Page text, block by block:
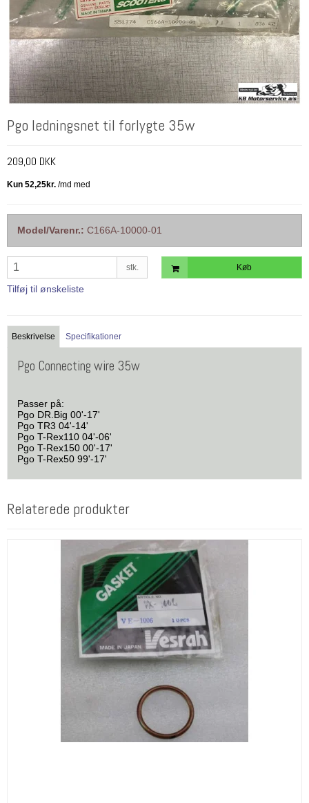
Pgo ledningsnet til forlygte 35w
209,00 DKK
Model/Varenr.: C166A-10000-01
stk. Køb
Tilføj til ønskeliste
Beskrivelse Specifikationer
Pgo Connecting wire 35w
Passer på:
Pgo DR.Big 00'-17'
Pgo TR3 04'-14'
Pgo T-Rex110 04'-06'
Pgo T-Rex150 00'-17'
Pgo T-Rex50 99'-17'
Relaterede produkter